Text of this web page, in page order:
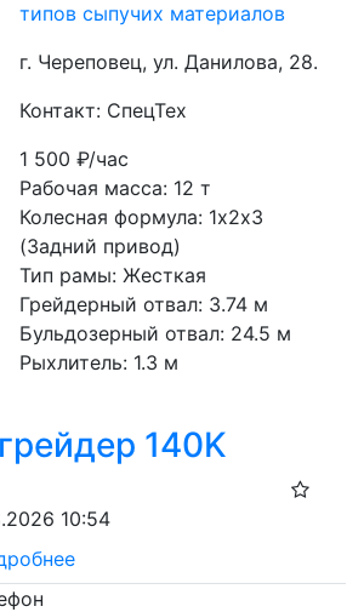
типов сыпучих материалов
г. Череповец, ул. Данилова, 28.
Контакт: СпецТех
1 500₽/час
Рабочая масса: 12 т
Колесная формула: 1х2х3
(Задний привод)
Тип рамы: Жесткая
Грейдерный отвал: 3.74 м
Бульдозерный отвал: 24.5 м
Рыхлитель: 1.3 м
140K
10:54